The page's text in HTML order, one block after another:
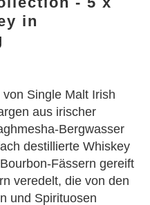
in
Single Malt Irish
aus irischer
Bergwasser
destillierte Whiskey
Fässern gereift
veredelt, die von den
und Spirituosen